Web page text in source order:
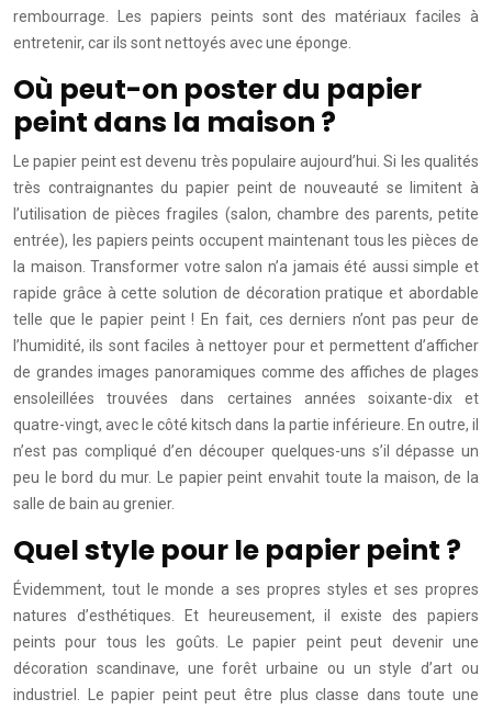
rembourrage. Les papiers peints sont des matériaux faciles à
entretenir, car ils sont nettoyés avec une éponge.
Où peut-on poster du papier
peint dans la maison ?
Le papier peint est devenu très populaire aujourd’hui. Si les qualités
très contraignantes du papier peint de nouveauté se limitent à
l’utilisation de pièces fragiles (salon, chambre des parents, petite
entrée), les papiers peints occupent maintenant tous les pièces de
la maison. Transformer votre salon n’a jamais été aussi simple et
rapide grâce à cette solution de décoration pratique et abordable
telle que le papier peint ! En fait, ces derniers n’ont pas peur de
l’humidité, ils sont faciles à nettoyer pour et permettent d’afficher
de grandes images panoramiques comme des affiches de plages
ensoleillées trouvées dans certaines années soixante-dix et
quatre-vingt, avec le côté kitsch dans la partie inférieure. En outre, il
n’est pas compliqué d’en découper quelques-uns s’il dépasse un
peu le bord du mur. Le papier peint envahit toute la maison, de la
salle de bain au grenier.
Quel style pour le papier peint ?
Évidemment, tout le monde a ses propres styles et ses propres
natures d’esthétiques. Et heureusement, il existe des papiers
peints pour tous les goûts. Le papier peint peut devenir une
décoration scandinave, une forêt urbaine ou un style d’art ou
industriel. Le papier peint peut être plus classe dans toute une